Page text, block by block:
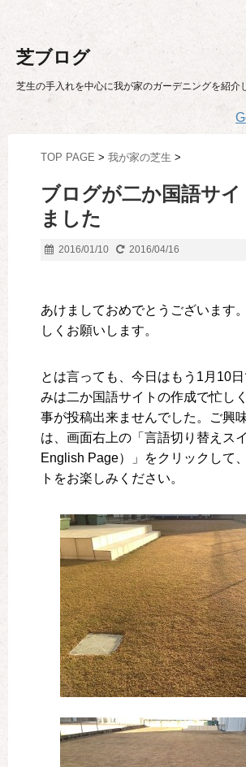
芝ブログ
芝生の手入れを中心に我が家のガーデニングを紹介
TOP PAGE > 我が家の芝生 >
ブログが二か国語サイ
ました
2016/01/10 2016/04/16
あけましておめでとうございます
しくお願いします。
とは言っても、今日はもう1月10
みは二か国語サイトの作成で忙し
事が投稿出来ませんでした。ご興
は、画面右上の「言語切り替えス
English Page）」をクリックして
トをお楽しみください。